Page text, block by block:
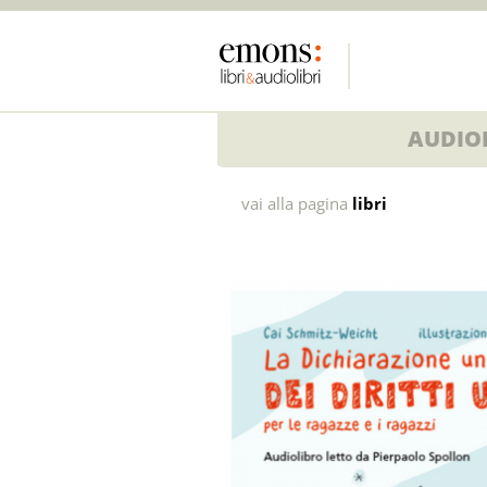
La
universale
dei
diritti
umani
per
vai alla pagina libri